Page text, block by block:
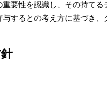
オフ
要性を認識し、その持て
するとの考え方に基づき